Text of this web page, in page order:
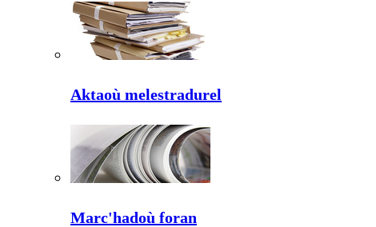
Aktaoù melestradurel
Marc'hadoù foran